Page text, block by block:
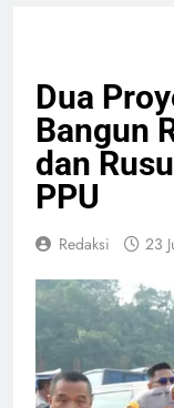
Dua
Bangun
dan
PPU
Redaksi 23